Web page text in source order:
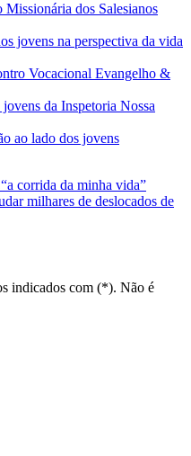
dos Salesianos
jovens na perspectiva da vida
Vocacional Evangelho &
da Inspetoria Nossa
ao lado dos jovens
corrida da minha vida”
milhares de deslocados de
indicados com (*). Não é